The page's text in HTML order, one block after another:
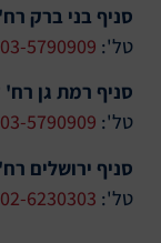
סניף בני ברק רח'
טל': 03-5790909
סניף רמת גן רח'
טל': 03-5790909
סניף ירושלים רח'
טל': 02-6230303